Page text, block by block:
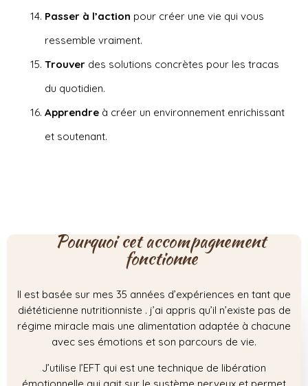
Passer à l’action pour créer une vie qui vous
ressemble vraiment.
Trouver des solutions concrètes pour les tracas
du quotidien.
Apprendre à créer un environnement enrichissant
et soutenant.
Pourquoi cet accompagnement
fonctionne
Il est basée sur mes 35 années d’expériences en tant que
diététicienne nutritionniste . j’ai appris qu’il n’existe pas de
régime miracle mais une alimentation adaptée à chacune
avec ses émotions et son parcours de vie.
J’utilise l’EFT qui est une technique de libération